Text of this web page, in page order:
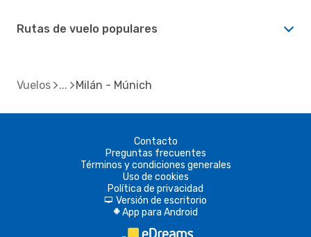
Rutas de vuelo populares
Vuelos Milán - Múnich
Contacto
Preguntas frecuentes
Términos y condiciones generales
Uso de cookies
Política de privacidad
d Versión de escritorio
A App para Android